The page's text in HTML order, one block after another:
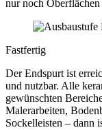
nur noch
Fastfertig
Der Endspurt ist
und nutzbar. Alle
gewünschten
Malerarbeiten,
Sockelleisten – dann